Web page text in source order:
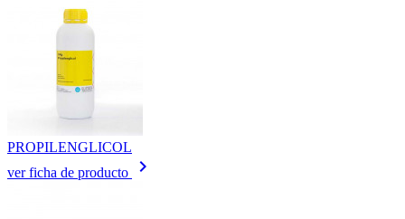
PROPILENGLICOL
ver ficha de producto
keyboard_arrow_right